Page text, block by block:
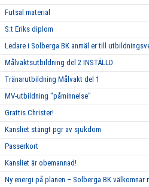
Futsal material
S:t Eriks diplom
Ledare i Solberga BK anmäl er till
Målvaktsutbildning del 2 INSTÄLLD
Tränarutbildning Målvakt del 1
MV-utbildning "påminnelse"
Grattis Christer!
Kansliet stängt pgr av sjukdom
Passerkort
Kansliet är obemannad!
Ny energi på planen – Solberga BK